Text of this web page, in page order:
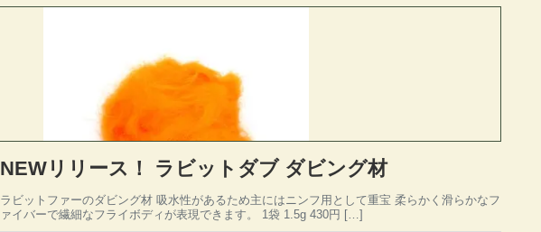
NEWリリース！ ラビットダブ ダビング材
ラビットファーのダビング材 吸水性があるため主にはニンフ用として重宝 柔らかく滑らかなフ
ァイバーで繊細なフライボディが表現できます。 1袋 1.5g 430円 […]